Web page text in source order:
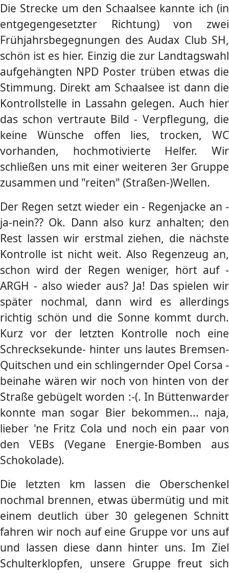
Die Strecke um den Schaalsee kannte ich (in
entgegengesetzter Richtung) von zwei
Frühjahrsbegegnungen des Audax Club SH,
schön ist es hier. Einzig die zur Landtagswahl
aufgehängten NPD Poster trüben etwas die
Stimmung. Direkt am Schaalsee ist dann die
Kontrollstelle in Lassahn gelegen. Auch hier
das schon vertraute Bild - Verpflegung, die
keine Wünsche offen lies, trocken, WC
vorhanden, hochmotivierte Helfer. Wir
schließen uns mit einer weiteren 3er Gruppe
zusammen und "reiten" (Straßen-)Wellen.
Der Regen setzt wieder ein - Regenjacke an -
ja-nein?? Ok. Dann also kurz anhalten; den
Rest lassen wir erstmal ziehen, die nächste
Kontrolle ist nicht weit. Also Regenzeug an,
schon wird der Regen weniger, hört auf -
ARGH - also wieder aus? Ja! Das spielen wir
später nochmal, dann wird es allerdings
richtig schön und die Sonne kommt durch.
Kurz vor der letzten Kontrolle noch eine
Schrecksekunde- hinter uns lautes Bremsen-
Quitschen und ein schlingernder Opel Corsa -
beinahe wären wir noch von hinten von der
Straße gebügelt worden :-(. In Büttenwarder
konnte man sogar Bier bekommen... naja,
lieber 'ne Fritz Cola und noch ein paar von
den VEBs (Vegane Energie-Bomben aus
Schokolade).
Die letzten km lassen die Oberschenkel
nochmal brennen, etwas übermütig und mit
einem deutlich über 30 gelegenen Schnitt
fahren wir noch auf eine Gruppe vor uns auf
und lassen diese dann hinter uns. Im Ziel
Schulterklopfen, unsere Gruppe freut sich